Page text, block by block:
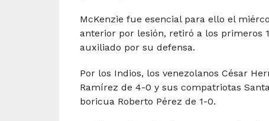
McKenzie fue esencial para ello el
anterior por lesión, retiró a los primeros
auxiliado por su defensa.
Por los Indios, los venezolanos César
Ramírez de 4-0 y sus compatriotas
boricua Roberto Pérez de 1-0.